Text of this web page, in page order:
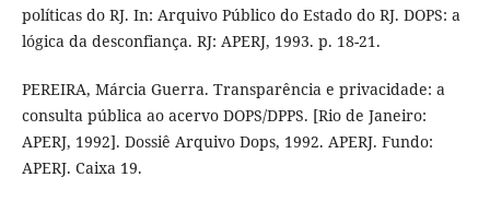
políticas do RJ. In: Arquivo Público do Estado do RJ. DOPS: a
lógica da desconfiança. RJ: APERJ, 1993. p. 18-21.
PEREIRA, Márcia Guerra. Transparência e privacidade: a
consulta pública ao acervo DOPS/DPPS. [Rio de Janeiro:
APERJ, 1992]. Dossiê Arquivo Dops, 1992. APERJ. Fundo:
APERJ. Caixa 19.